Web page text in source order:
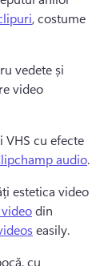
, costume
vedete și
video
cu efecte
audio.
estetica video
din
easily.
cu